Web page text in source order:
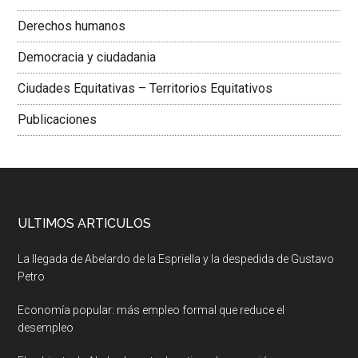
Derechos humanos
Democracia y ciudadania
Ciudades Equitativas – Territorios Equitativos
Publicaciones
ULTIMOS ARTICULOS
La llegada de Abelardo de la Espriella y la despedida de Gustavo
Petro
Economía popular: más empleo formal que reduce el
desempleo